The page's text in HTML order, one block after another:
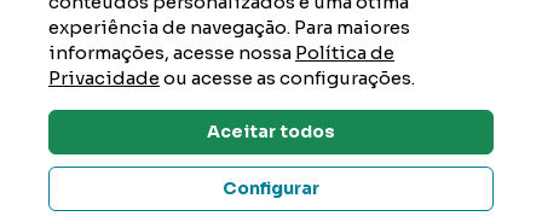
Dúvidas? Tire Aqui
experiência de navegação. Para maiores
informações, acesse nossa Política de
Privacidadeou acesse as configurações.
Aceitar todos
Configurar